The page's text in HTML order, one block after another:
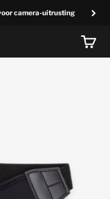
camera-uitrusting